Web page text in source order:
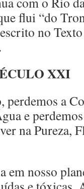
flui “do
no Texto
XXI
perdemos a
e
na Pureza,
em nosso